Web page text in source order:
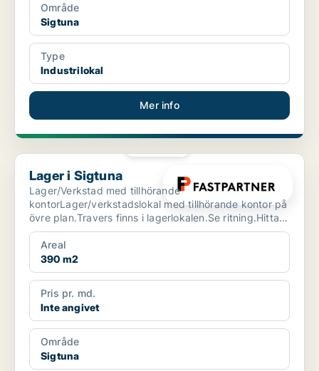
Område
Sigtuna
Type
Industrilokal
Mer info
Lager i Sigtuna
Lager i Sigtuna
Lager/Verkstad med tillhörande
kontorLager/verkstadslokal med tillhörande kontor på
övre plan.Travers finns i lagerlokalen.Se ritning.Hitta
hit med SLFastPar...
Areal
390 m2
Pris pr. md.
Inte angivet
Område
Sigtuna